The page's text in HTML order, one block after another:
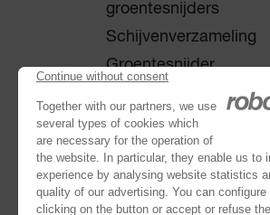
groentesnijders
Schijvenverzameling
Groentesnijder
Robot Cook
Blixer®
Kitchen Blenders
Staafmixers